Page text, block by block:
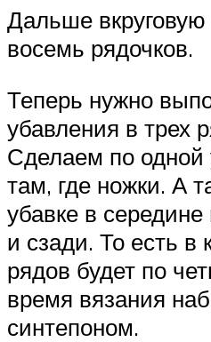
Дальше вкруговую
восемь рядочков.
Теперь нужно
убавления в трех
Сделаем по одной
там, где ножки. А
убавке в
и сзади. То есть в
рядов будет по
время вязания
синтепоном.